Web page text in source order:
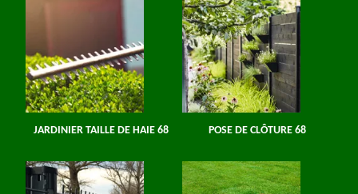
JARDINIER TAILLE DE HAIE 68 POSE DE CLÔTURE 68